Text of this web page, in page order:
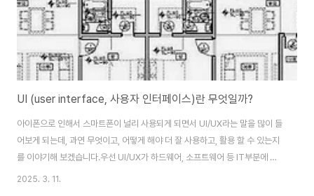
UI (user interface, 사용자 인터페이스)란 무엇일까?
아이폰으로 인해서 스마트폰이 널리 사용되게 되면서 UI/UX라는 말을 많이 들
어보게 되는데, 과연 무엇이고, 어떻게 해야 더 잘 사용하고, 활용 할 수 있는지
를 이야기해 보겠습니다.우선 UI/UX가 하드웨어, 소프트웨어 등 IT부분에 한
정된 이야기 인것 처럼 생각하는 경향이 있는데, 우리의 일상에서도 모든것이
2025. 3. 11.